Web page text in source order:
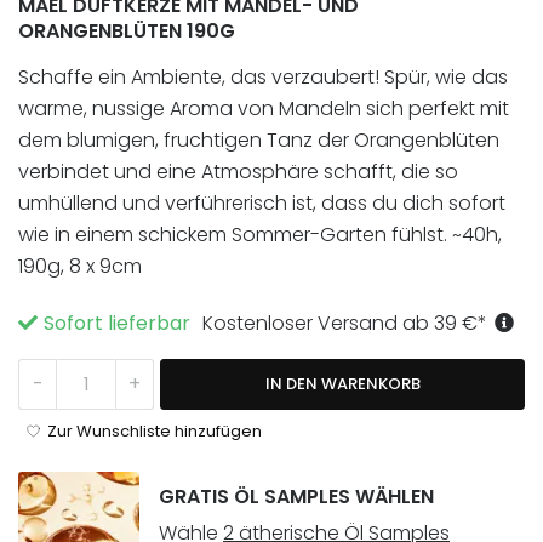
ORANGENBLÜTEN 190G
Schaffe ein Ambiente, das verzaubert! Spür, wie das
warme, nussige Aroma von Mandeln sich perfekt mit
dem blumigen, fruchtigen Tanz der Orangenblüten
verbindet und eine Atmosphäre schafft, die so
umhüllend und verführerisch ist, dass du dich sofort
wie in einem schickem Sommer-Garten fühlst. ~40h,
190g, 8 x 9cm
Sofort lieferbar Kostenloser Versand ab 39 €*
-
Mael Duftkerze Mandel Menge
+ IN DEN WARENKORB
Zur Wunschliste hinzufügen
GRATIS ÖL SAMPLES WÄHLEN
Wähle 2 ätherische Öl Samples